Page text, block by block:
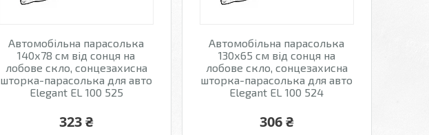
Автомобільна парасолька
140х78 см від сонця на
лобове скло, сонцезахисна
шторка-парасолька для авто
Elegant EL 100 525
323 ₴
Автомобільна парасолька
130х65 см від сонця на
лобове скло, сонцезахисна
шторка-парасолька для авто
Elegant EL 100 524
306 ₴